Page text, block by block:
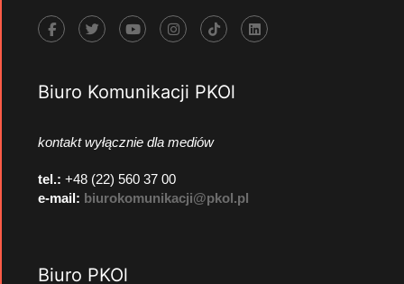
Biuro Komunikacji PKOl
kontakt wyłącznie dla mediów
tel.: +48 (22) 560 37 00
e-mail: biurokomunikacji@pkol.pl
Biuro PKOl